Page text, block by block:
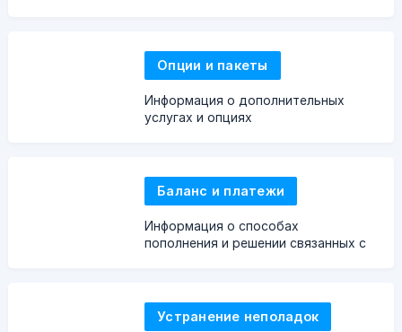
Опции и пакеты
Информация о дополнительных
услугах и опциях
Баланс и платежи
Информация о способах
пополнения и решении связанных с
Устранение неполадок